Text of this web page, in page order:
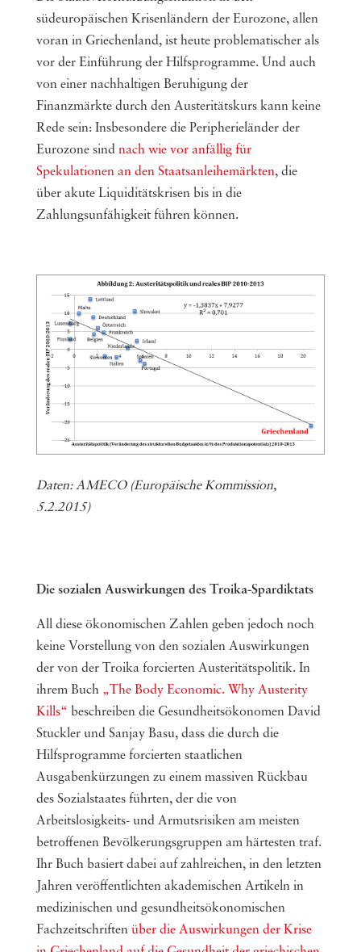
südeuropäischen Krisenländern der Eurozone, allen
voran in Griechenland, ist heute problematischer als
vor der Einführung der Hilfsprogramme. Und auch
von einer nachhaltigen Beruhigung der
Finanzmärkte durch den Austeritätskurs kann keine
Rede sein: Insbesondere die Peripherieländer der
Eurozone sind nach wie vor anfällig für
Spekulationen an den Staatsanleihemärkten, die
über akute Liquiditätskrisen bis in die
Zahlungsunfähigkeit führen können.
Daten: AMECO (Europäische Kommission,
5.2.2015)
Die sozialen Auswirkungen des Troika-Spardiktats
All diese ökonomischen Zahlen geben jedoch noch
keine Vorstellung von den sozialen Auswirkungen
der von der Troika forcierten Austeritätspolitik. In
ihrem Buch „The Body Economic. Why Austerity
Kills“ beschreiben die Gesundheitsökonomen David
Stuckler und Sanjay Basu, dass die durch die
Hilfsprogramme forcierten staatlichen
Ausgabenkürzungen zu einem massiven Rückbau
des Sozialstaates führten, der die von
Arbeitslosigkeits- und Armutsrisiken am meisten
betroffenen Bevölkerungsgruppen am härtesten traf.
Ihr Buch basiert dabei auf zahlreichen, in den letzten
Jahren veröffentlichten akademischen Artikeln in
medizinischen und gesundheitsökonomischen
Fachzeitschriften über die Auswirkungen der Krise